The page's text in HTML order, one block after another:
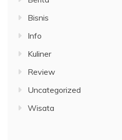
Bisnis
Info
Kuliner
Review
Uncategorized
Wisata